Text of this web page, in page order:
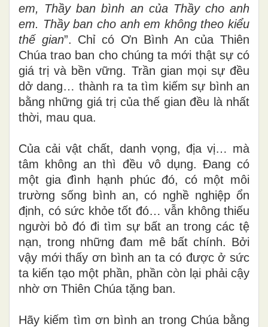
em, Thầy ban bình an của Thầy cho anh
em. Thầy ban cho anh em không theo kiểu
thế gian”. Chỉ có Ơn Bình An của Thiên
Chúa trao ban cho chúng ta mới thật sự có
giá trị và bền vững. Trần gian mọi sự đều
dở dang… thành ra ta tìm kiếm sự bình an
bằng những giá trị của thế gian đều là nhất
thời, mau qua.
Của cải vật chất, danh vọng, địa vị… mà
tâm không an thì đều vô dụng. Đang có
một gia đình hạnh phúc đó, có một môi
trường sống bình an, có nghề nghiệp ổn
định, có sức khỏe tốt đó… vẫn không thiếu
người bỏ đó đi tìm sự bất an trong các tệ
nạn, trong những đam mê bất chính. Bởi
vậy mới thấy ơn bình an ta có được ở sức
ta kiến tạo một phần, phần còn lại phải cậy
nhờ ơn Thiên Chúa tặng ban.
Hãy kiếm tìm ơn bình an trong Chúa bằng